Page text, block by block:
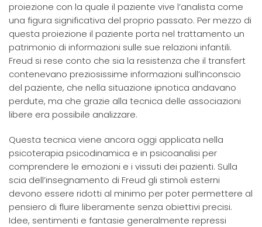
proiezione con la quale il paziente vive l’analista come
una figura significativa del proprio passato. Per mezzo di
questa proiezione il paziente porta nel trattamento un
patrimonio di informazioni sulle sue relazioni infantili.
Freud si rese conto che sia la resistenza che il transfert
contenevano preziosissime informazioni sull’inconscio
del paziente, che nella situazione ipnotica andavano
perdute, ma che grazie alla tecnica delle associazioni
libere era possibile analizzare.
Questa tecnica viene ancora oggi applicata nella
psicoterapia psicodinamica e in psicoanalisi per
comprendere le emozioni e i vissuti dei pazienti. Sulla
scia dell’insegnamento di Freud gli stimoli esterni
devono essere ridotti al minimo per poter permettere al
pensiero di fluire liberamente senza obiettivi precisi.
Idee, sentimenti e fantasie generalmente repressi